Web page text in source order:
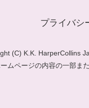
プライバシ
(C) K.K. HarperCollins
ムページの内容の一部ま